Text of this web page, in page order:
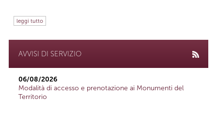
leggi tutto
AVVISI DI SERVIZIO
06/08/2026
Modalità di accesso e prenotazione ai Monumenti del
Territorio